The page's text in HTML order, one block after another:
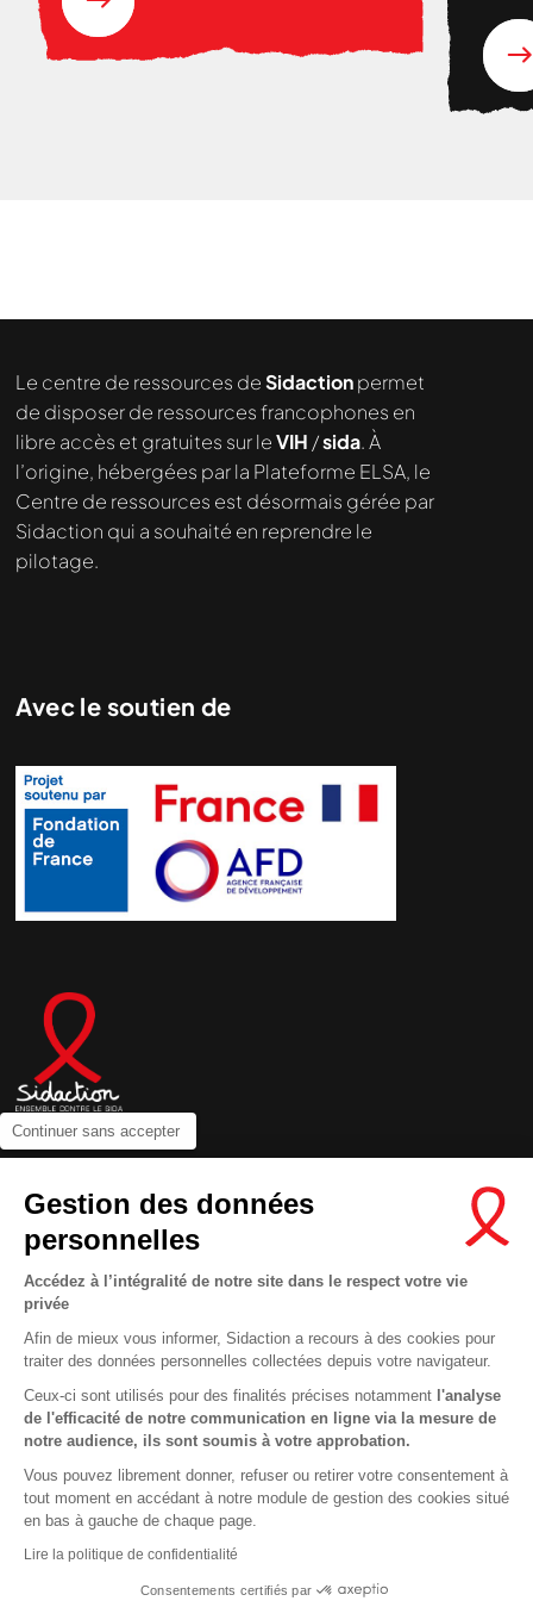
Continuer sans accepter
Gestion des données
personnelles
Accédez à l’intégralité de notre site dans le respect votre vie
privée
Afin de mieux vous informer, Sidaction a recours à des cookies pour
traiter des données personnelles collectées depuis votre navigateur.
Ceux-ci sont utilisés pour des finalités précises notamment l'analyse
de l'efficacité de notre communication en ligne via la mesure de
notre audience, ils sont soumis à votre approbation.
Vous pouvez librement donner, refuser ou retirer votre consentement à
tout moment en accédant à notre module de gestion des cookies situé
en bas à gauche de chaque page.
Lire la politique de confidentialité
Consentements certifiés par
Le centre de ressources deSidactionpermet
de disposer de ressources francophones en
libre accès et gratuites sur leVIH /sida. À
l’origine, hébergées par la Plateforme ELSA, le
Centre de ressources est désormais gérée par
Sidaction qui a souhaité en reprendre le
pilotage.
Avec le soutien de
Newsletter
Nous suivre sur les réseaux :
MENTIONS LÉGALES
CONDITIONS D’UTILISATION ET PROTECTION DES DONNÉES
COOKIES
This site uses cookies and gives you control over what you want to
En savoir plus